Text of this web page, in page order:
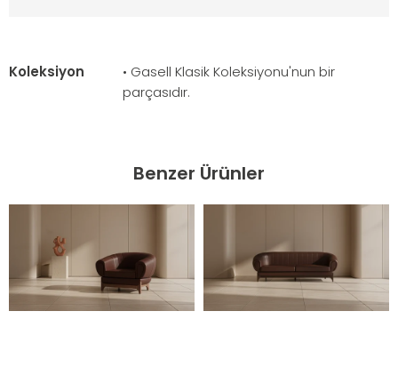
Koleksiyon
• Gasell Klasik Koleksiyonu'nun bir
parçasıdır.
Benzer Ürünler